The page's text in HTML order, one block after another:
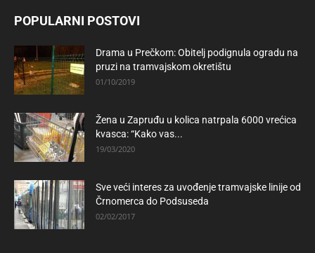
POPULARNI POSTOVI
Drama u Prečkom: Obitelj podignula ogradu na
pruzi na tramvajskom okretištu
01/10/2019
Žena u Zapruđu u kolica natrpala 6000 vrećica
kvasca: “Kako vas...
19/03/2020
Sve veći interes za uvođenje tramvajske linije od
Črnomerca do Podsuseda
02/02/2017